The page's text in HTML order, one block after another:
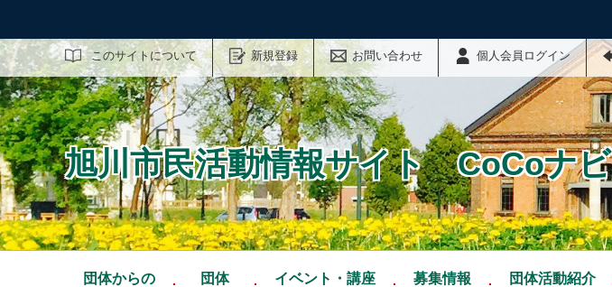
このサイトについて 新規登録 お問い合わせ 個人会員ログイン
サイト内検索
旭川市民活動情報サイト CoCoナビ
団体からの
団体
イベント・講座
募集情報
団体活動紹介